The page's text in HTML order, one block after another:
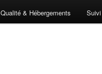
Qualité & Hébergements